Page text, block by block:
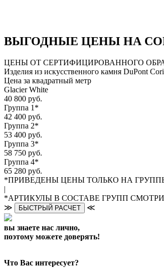
ВЫГОДНЫЕ ЦЕНЫ НА
ЦЕНЫ ОТ СЕРТИФИЦИРОВАННОГО
Изделия из искусственного камня DuPont
Цена за квадратный метр
Glacier White
40 800 руб.
Группа 1*
42 400 руб.
Группа 2*
53 400 руб.
Группа 3*
58 750 руб.
Группа 4*
65 280 руб.
*ПРИВЕДЕНЫ ЦЕНЫ ТОЛЬКО НА
|
*АРТИКУЛЫ В СОСТАВЕ ГРУПП
≫
БЫСТРЫЙ РАСЧЕТ ≪
вы знаете нас лично,
поэтому можете доверять!
Что Вас интересует?